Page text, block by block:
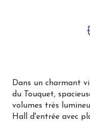
Dans un charmant
du Touquet,
volumes très
Hall d'entrée avec